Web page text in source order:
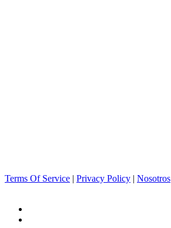
Terms Of Service | Privacy Policy | Nosotros